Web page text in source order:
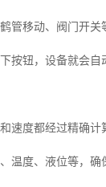
管移动、阀门开
按钮，设备就会自
速度都经过精确计
温度、液位等，确